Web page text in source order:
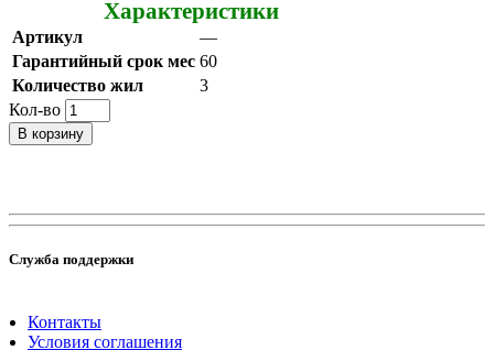
Характеристики
Артикул
—
Гарантийный срок мес 60
Количество жил
3
Кол-во
В корзину
Служба поддержки
Контакты
Условия соглашения